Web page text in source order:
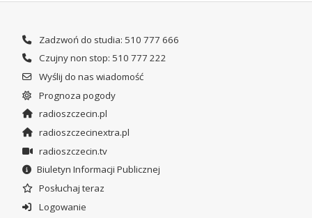
Zadzwoń do studia: 510 777 666
Czujny non stop: 510 777 222
Wyślij do nas wiadomość
Prognoza pogody
radioszczecin.pl
radioszczecinextra.pl
radioszczecin.tv
Biuletyn Informacji Publicznej
Posłuchaj teraz
Logowanie